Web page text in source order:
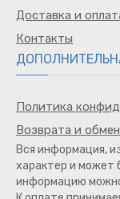
Доставка и
Контакты
Политика
Возврата и
Вся информация,
характер и может
информацию